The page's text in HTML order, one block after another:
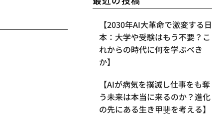
【2030年AI大革命で激変する日
本：大学や受験はもう不要？こ
れからの時代に何を学ぶべき
か】
【AIが病気を撲滅し仕事をも奪
う未来は本当に来るのか？進化
の先にある生き甲斐を考える】